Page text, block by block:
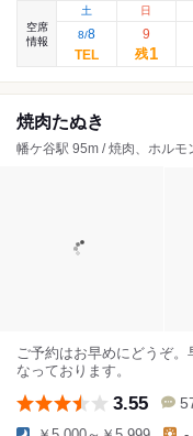
空席
情報
土
8/8
日
9
残1
焼肉たぬき
幡ケ谷駅 95m / 焼肉、ホルモ
ご予約はお早めにどうぞ。
なっております。
3.55